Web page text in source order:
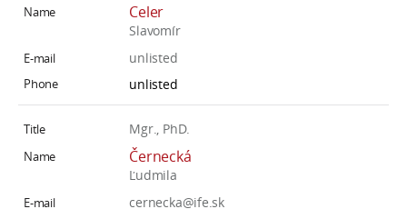
Celer
Slavomír
unlisted
unlisted
Mgr., PhD.
Černecká
Ľudmila
cernecka@ife.sk